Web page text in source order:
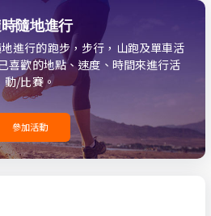
隨地進行
進行的跑步，步行，山跑及單車活
喜歡的地點、速度、時間來進行活
動/比賽。
參加活動